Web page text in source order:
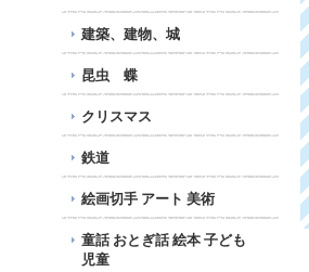
建築、建物、城
昆虫 蝶
クリスマス
鉄道
絵画切手 アート 美術
童話 おとぎ話 絵本 子ども
児童
オーストラリア ココ
ス キーリング諸島切
手 2000年 WWF 絶滅